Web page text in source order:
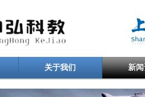
关于我们 新